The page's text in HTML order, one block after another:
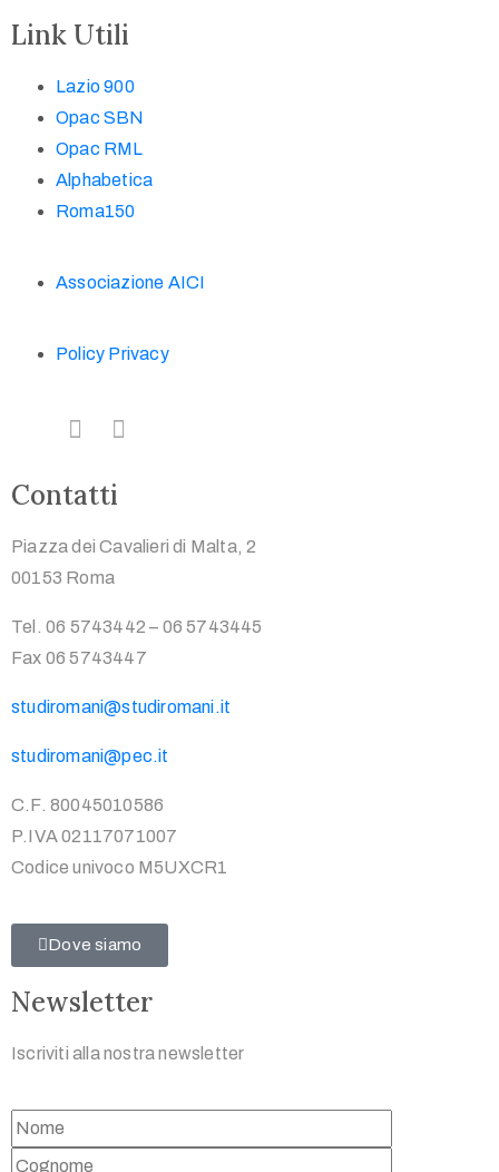
Link Utili
Lazio 900
Opac SBN
Opac RML
Alphabetica
Roma150
Associazione AICI
Policy Privacy
Contatti
Piazza dei Cavalieri di Malta, 2
00153 Roma
Tel. 06 5743442 – 06 5743445
Fax 06 5743447
studiromani@studiromani.it
studiromani@pec.it
C.F. 80045010586
P.IVA 02117071007
Codice univoco M5UXCR1
Dove siamo
Newsletter
Iscriviti alla nostra newsletter